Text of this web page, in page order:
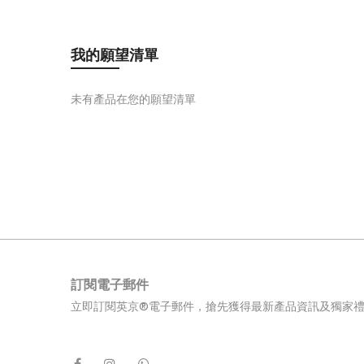
我的願望清單
未有產品在您的願望清單
訂閱電子郵件
立即訂閱英京®電子郵件，搶先獲得最新產品資訊及獨家禮